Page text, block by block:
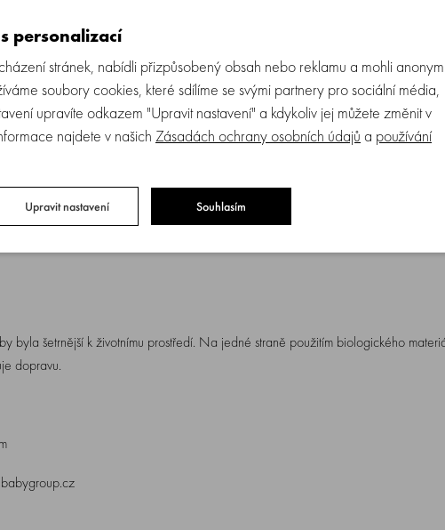
Poté důkladně opláchněte velkým množstvím vody.
byla šetrnější k životnímu prostředí. Na jedné straně použitím biologického
dopravu.
personalizací
stránek, nabídli přizpůsobený obsah nebo reklamu a mohli
soubory cookies, které sdílíme se svými partnery pro sociální média,
upravíte odkazem "Upravit nastavení" a kdykoliv jej můžete změnit v
najdete v našich Zásadách ochrany osobních údajů a používání
Upravit nastavení Souhlasím